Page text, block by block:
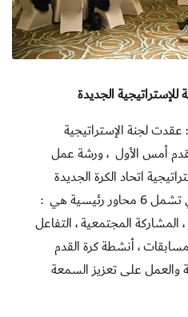
عقدت لجنة الإستراتيجية
القدم أمس الأول ، ورشة عمل
اتحاد الكرة الجديدة
المتعلقة بمهام عمل الاتحاد والتي تشمل 6 محاور رئيسية هي :
المشاركة المجتمعية ، التفاعل
، أنشطة كرة القدم
والعمل على تعزيز السمعة